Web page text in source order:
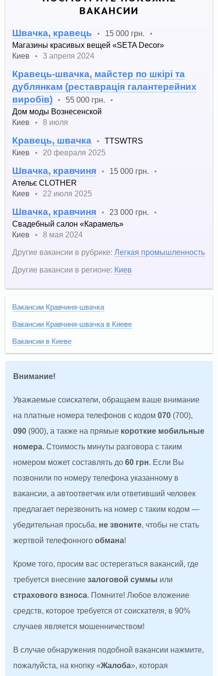
ВАКАНСИИ
Швачка, кравець • 15 000 грн. •
Магазины красивых вещей «SETA Decor»
Киев
• 3 апреля 2024
Кравець-швачка, майстер по шкірі та
дублянкам (реставрація галантерейних
виробів)
• 55 000 грн. •
Дом моды Вознесенской
Киев
• 8 июля
Кравець, швачка •
TTSWTRS
Киев
• 20 февраля 2025
Швачка, кравчиня • 15 000 грн. •
Ательє CLOTHER
Киев
• 22 июля 2025
Швачка, кравчиня • 23 000 грн. •
Свадебный салон «Карамель»
Киев
•
8 мая 2024
Другие вакансии в рубрике: Легкая промышленность
Другие вакансии в регионе: Киев
Вакансии Кравчиня-швачка
Вакансии Кравчиня-швачка в Киеве
Вакансии в Киеве
Внимание!
Уважаемые соискатели, обращаем ваше внимание
на платные номера телефонов с кодом070 (700),
090 (900), а также на прямые короткие мобильные
номера. Стоимость минуты разговора с таким
номером может составлять до60 грн. Если Вы
позвонили по номеру телефона указанному в
вакансии, а автоответчик или ответивший человек
предлагает перезвонить на номер с таким кодом —
убедительная просьба, не звоните, чтобы не стать
жертвой телефонногообмана!
Кроме того, просим вас остерегаться вакансий, где
требуется внесениезалоговой суммы или
страхового взноса. Помните! Любое вложение
средств, которое требуется от соискателя, в 90%
случаев является мошенничеством!
В случае обнаружения подобной вакансии нажмите,
пожалуйста, на кнопку «Жалоба», которая